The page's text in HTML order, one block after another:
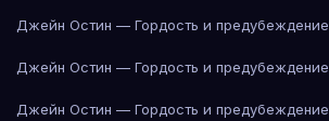
Джейн Остин — Гордость и предубеждение
Джейн Остин — Гордость и предубеждение
Джейн Остин — Гордость и предубеждение